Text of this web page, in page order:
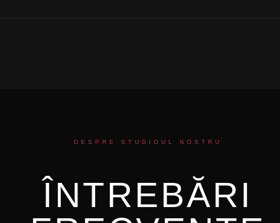
DESPRE STUDIOUL NOSTRU
ÎNTREBĂRI